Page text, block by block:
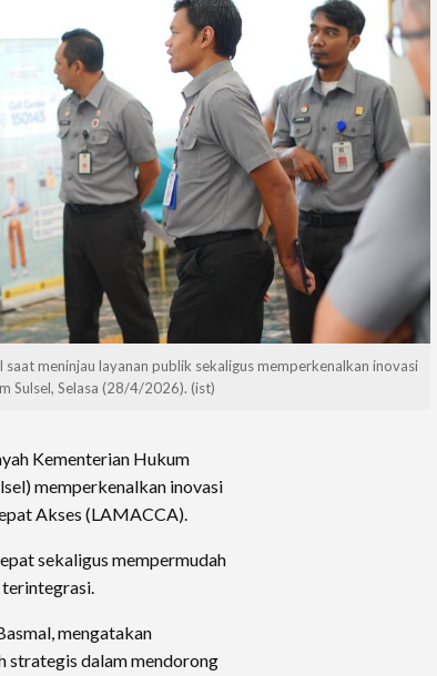
saat meninjau layanan publik sekaligus memperkenalkan inovasi
Sulsel, Selasa (28/4/2026). (ist)
Kementerian Hukum
memperkenalkan inovasi
Akses (LAMACCA).
sekaligus mempermudah
terintegrasi.
mengatakan
strategis dalam mendorong